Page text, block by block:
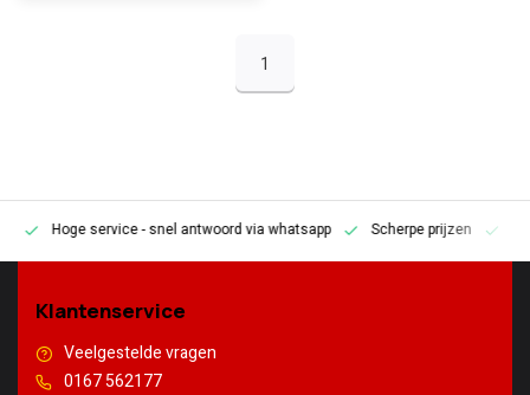
1
Hoge service- snel antwoord via whatsapp Scherpe prijzen
Klantenservice
Veelgestelde vragen
0167 562177